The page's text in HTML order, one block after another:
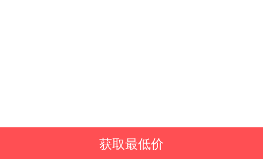
获取最低价